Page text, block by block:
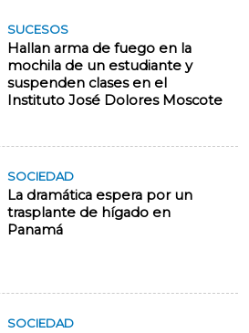
SUCESOS
Hallan arma de fuego en la
mochila de un estudiante y
suspenden clases en el
Instituto José Dolores Moscote
SOCIEDAD
La dramática espera por un
trasplante de hígado en
Panamá
SOCIEDAD